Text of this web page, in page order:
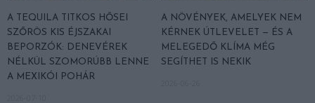
A TEQUILA TITKOS HŐSEI
SZŐRÖS KIS ÉJSZAKAI
BEPORZÓK: DENEVÉREK
NÉLKÜL SZOMORÚBB LENNE
A MEXIKÓI POHÁR
A NÖVÉNYEK, AMELYEK NEM
KÉRNEK ÚTLEVELET — ÉS A
MELEGEDŐ KLÍMA MÉG
SEGÍTHET IS NEKIK